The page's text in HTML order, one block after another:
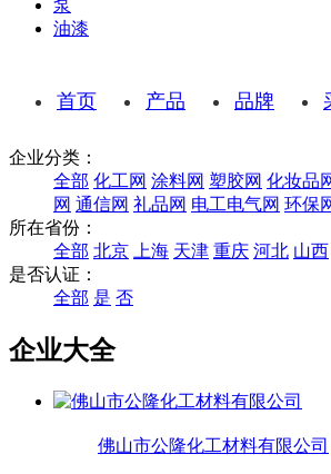
泵
油漆
首页 产品 品牌
企业分类：
全部 化工网 涂料网 塑胶网 化妆品
网 通信网 礼品网 电工电气网 环保
所在省份：
全部 北京 上海 天津 重庆 河北 山西
是否认证：
全部 是 否
企业大全
佛山市公隆化工材料有限公司